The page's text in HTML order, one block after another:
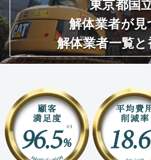
東京都国
解体業者が
解体業者一覧